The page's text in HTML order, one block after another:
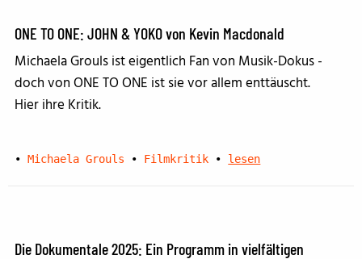
ONE TO ONE: JOHN & YOKO von Kevin Macdonald
Michaela Grouls ist eigentlich Fan von Musik-Dokus -
doch von ONE TO ONE ist sie vor allem enttäuscht.
Hier ihre Kritik.
• Michaela Grouls • Filmkritik • lesen
Die Dokumentale 2025: Ein Programm in vielfältigen